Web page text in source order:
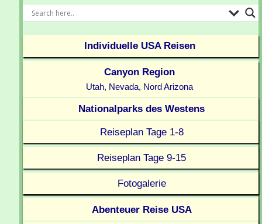
Individuelle USA Reisen
Canyon Region
Utah, Nevada, Nord Arizona
Nationalparks des Westens
Reiseplan Tage 1-8
Reiseplan Tage 9-15
Fotogalerie
Abenteuer Reise USA